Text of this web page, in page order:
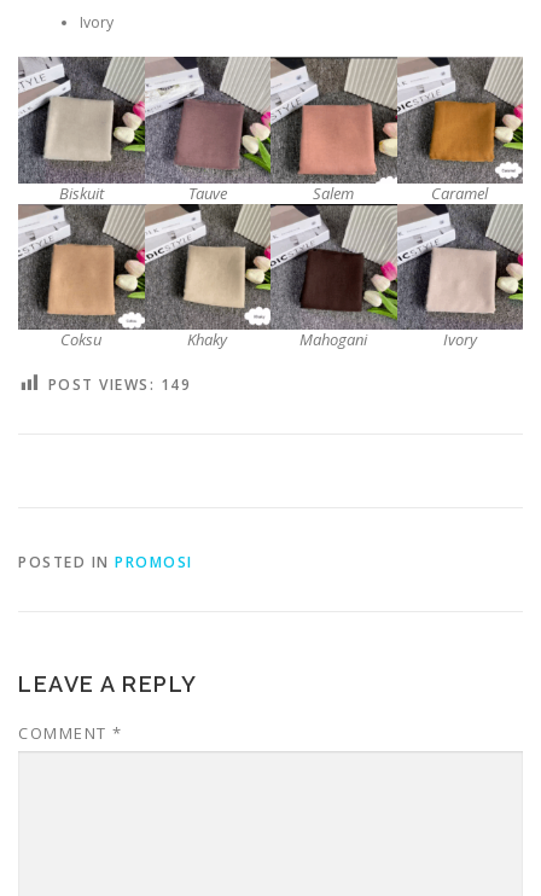
Ivory
Biskuit Tauve Salem Caramel
Coksu Khaky Mahogani Ivory
POST VIEWS: 149
POSTED IN PROMOSI
LEAVE A REPLY
COMMENT *